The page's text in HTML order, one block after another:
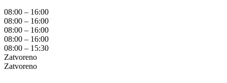
08:00 – 16:00
08:00 – 16:00
08:00 – 16:00
08:00 – 16:00
08:00 – 15:30
Zatvoreno
Zatvoreno